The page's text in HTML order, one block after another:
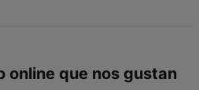
online que nos gustan